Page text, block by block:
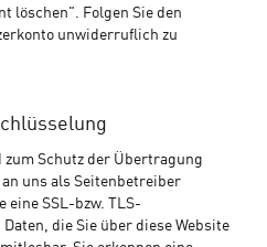
löschen". Folgen Sie den
unwiderruflich zu
Schutz der Übertragung
uns als Seitenbetreiber
eine SSL-bzw. TLS-
die Sie über diese Website